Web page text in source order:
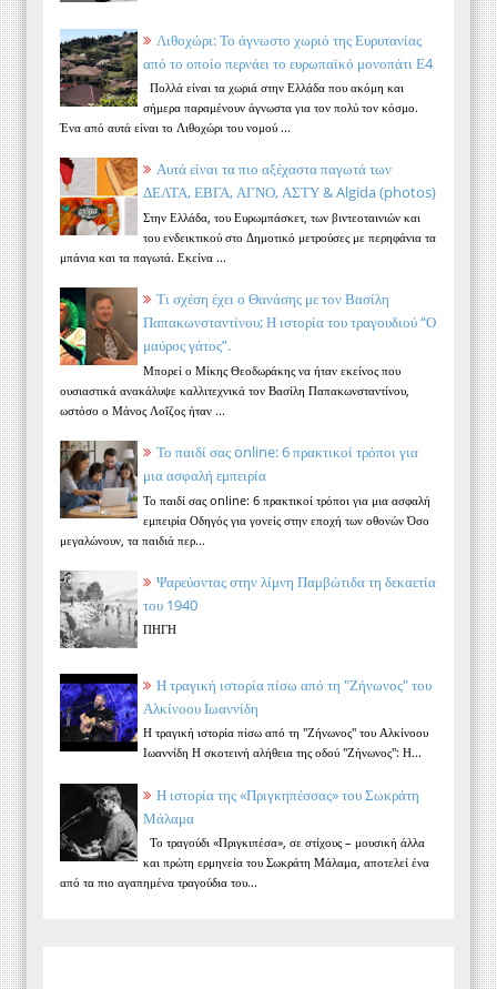
Λιθοχώρι: Το άγνωστο χωριό της Ευρυτανίας
από το οποίο περνάει το ευρωπαϊκό μονοπάτι Ε4
Πολλά είναι τα χωριά στην Ελλάδα που ακόμη και
σήμερα παραμένουν άγνωστα για τον πολύ τον κόσμο.
Ένα από αυτά είναι το Λιθοχώρι του νομού ...
Αυτά είναι τα πιο αξέχαστα παγωτά των
ΔΕΛΤΑ, ΕΒΓΑ, ΑΓΝΟ, ΑΣΤΥ & Algida (photos)
Στην Ελλάδα, του Ευρωμπάσκετ, των βιντεοταινιών και
του ενδεικτικού στο Δημοτικό μετρούσες με περηφάνια τα
μπάνια και τα παγωτά. Εκείνα ...
Τι σχέση έχει ο Θανάσης με τον Βασίλη
Παπακωνσταντίνου; Η ιστορία του τραγουδιού “Ο
μαύρος γάτος”.
Μπορεί ο Μίκης Θεοδωράκης να ήταν εκείνος που
ουσιαστικά ανακάλυψε καλλιτεχνικά τον Βασίλη Παπακωνσταντίνου,
ωστόσο ο Μάνος Λοΐζος ήταν ...
Το παιδί σας online: 6 πρακτικοί τρόποι για
μια ασφαλή εμπειρία
Το παιδί σας online: 6 πρακτικοί τρόποι για μια ασφαλή
εμπειρία Οδηγός για γονείς στην εποχή των οθονών Όσο
μεγαλώνουν, τα παιδιά περ...
Ψαρεύοντας στην λίμνη Παμβώτιδα τη δεκαετία
του 1940
ΠΗΓΗ
Η τραγική ιστορία πίσω από τη "Ζήνωνος" του
Αλκίνοου Ιωαννίδη
Η τραγική ιστορία πίσω από τη "Ζήνωνος" του Αλκίνοου
Ιωαννίδη Η σκοτεινή αλήθεια της οδού "Ζήνωνος": Η...
Η ιστορία της «Πριγκηπέσσας» του Σωκράτη
Μάλαμα
Το τραγούδι «Πριγκιπέσα», σε στίχους – μουσική άλλα
και πρώτη ερμηνεία του Σωκράτη Μάλαμα, αποτελεί ένα
από τα πιο αγαπημένα τραγούδια του...